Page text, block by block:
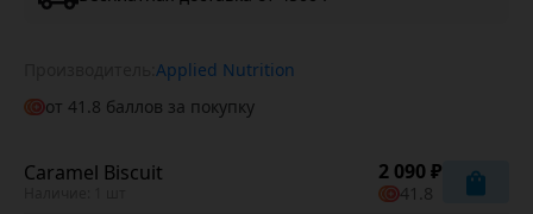
Applied Nutrition
от 41.8 баллов за покупку
Caramel Biscuit 2 090 ₽
41.8